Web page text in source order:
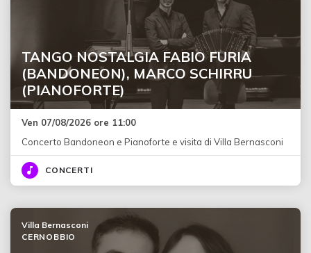
TANGO NOSTALGIA FABIO FURIA
(BANDONEON), MARCO SCHIRRU
(PIANOFORTE)
Ven 07/08/2026 ore 11:00
Concerto Bandoneon e Pianoforte e visita di Villa Bernasconi
CONCERTI
Villa Bernasconi
CERNOBBIO